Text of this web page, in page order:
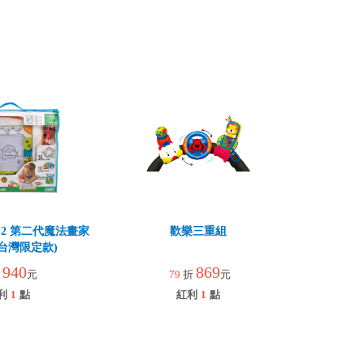
第二代魔法畫家
灣限定款)
940元
1 點
歡樂三重組
79 折 869元
紅利 1 點